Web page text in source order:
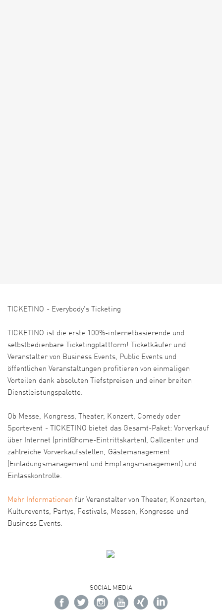
TICKETINO - Everybody's Ticketing
TICKETINO ist die erste 100%-internetbasierende und
selbstbedienbare Ticketingplattform! Ticketkäufer und
Veranstalter von Business Events, Public Events und
öffentlichen Veranstaltungen profitieren von einmaligen
Vorteilen dank absoluten Tiefstpreisen und einer breiten
Dienstleistungspalette.
Ob Messe, Kongress, Theater, Konzert, Comedy oder
Sportevent - TICKETINO bietet das Gesamt-Paket: Vorverkauf
über Internet (print@home-Eintrittskarten), Callcenter und
zahlreiche Vorverkaufsstellen, Gästemanagement
(Einladungsmanagement und Empfangsmanagement) und
Einlasskontrolle.
Mehr Informationen für Veranstalter von Theater, Konzerten,
Kulturevents, Partys, Festivals, Messen, Kongresse und
Business Events.
SOCIAL MEDIA